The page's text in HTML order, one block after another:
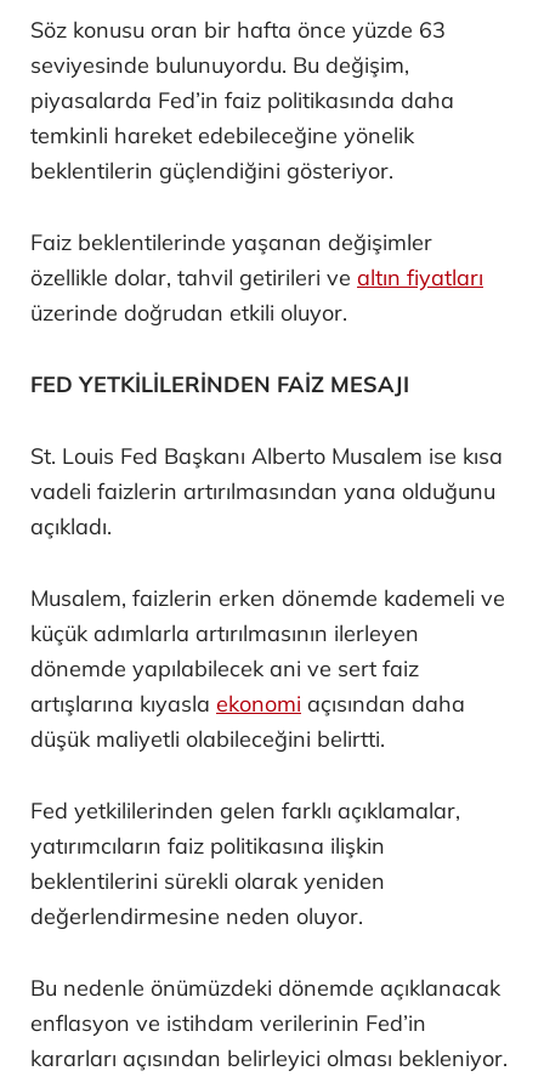
Söz konusu oran bir hafta önce yüzde 63
seviyesinde bulunuyordu. Bu değişim,
piyasalarda Fed’in faiz politikasında daha
temkinli hareket edebileceğine yönelik
beklentilerin güçlendiğini gösteriyor.
Faiz beklentilerinde yaşanan değişimler
özellikle dolar, tahvil getirileri ve altın fiyatları
üzerinde doğrudan etkili oluyor.
FED YETKİLİLERİNDEN FAİZ MESAJI
St. Louis Fed Başkanı Alberto Musalem ise kısa
vadeli faizlerin artırılmasından yana olduğunu
açıkladı.
Musalem, faizlerin erken dönemde kademeli ve
küçük adımlarla artırılmasının ilerleyen
dönemde yapılabilecek ani ve sert faiz
artışlarına kıyasla ekonomi açısından daha
düşük maliyetli olabileceğini belirtti.
Fed yetkililerinden gelen farklı açıklamalar,
yatırımcıların faiz politikasına ilişkin
beklentilerini sürekli olarak yeniden
değerlendirmesine neden oluyor.
Bu nedenle önümüzdeki dönemde açıklanacak
enflasyon ve istihdam verilerinin Fed’in
kararları açısından belirleyici olması bekleniyor.